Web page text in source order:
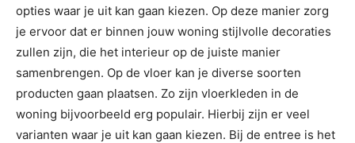
opties waar je uit kan gaan kiezen. Op deze manier zorg
je ervoor dat er binnen jouw woning stijlvolle decoraties
zullen zijn, die het interieur op de juiste manier
samenbrengen. Op de vloer kan je diverse soorten
producten gaan plaatsen. Zo zijn vloerkleden in de
woning bijvoorbeeld erg populair. Hierbij zijn er veel
varianten waar je uit kan gaan kiezen. Bij de entree is het